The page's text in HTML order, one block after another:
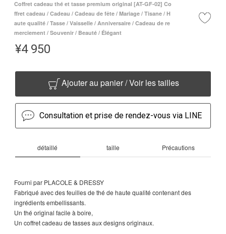
Coffret cadeau thé et tasse premium original [AT-GF-02] Co
ffret cadeau / Cadeau / Cadeau de fête / Mariage / Tisane / H
aute qualité / Tasse / Vaisselle / Anniversaire / Cadeau de re
merciement / Souvenir / Beauté / Élégant
¥4 950
Ajouter au panier / Voir les tailles
Consultation et prise de rendez-vous via LINE
détaillé taille Précautions
Fourni par PLACOLE & DRESSY
Fabriqué avec des feuilles de thé de haute qualité contenant des
ingrédients embellissants.
Un thé original facile à boire,
Un coffret cadeau de tasses aux designs originaux.